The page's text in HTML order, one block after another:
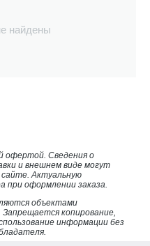
найдены
офертой. Сведения о
и внешнем виде могут
Актуальную
при оформлении заказа.
объектами
копирование,
информации без